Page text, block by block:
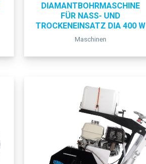
DIAMANTBOHRMASCHINE
FÜR NASS- UND
TROCKENEINSATZ DIA 400 W
Maschinen